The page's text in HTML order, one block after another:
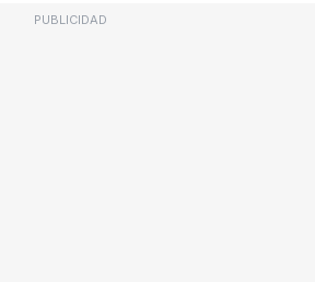
PUBLICIDAD